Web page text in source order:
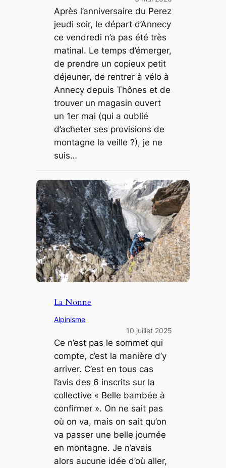
Après l’anniversaire du Perez
jeudi soir, le départ d’Annecy
ce vendredi n’a pas été très
matinal. Le temps d’émerger,
de prendre un copieux petit
déjeuner, de rentrer à vélo à
Annecy depuis Thônes et de
trouver un magasin ouvert
un 1er mai (qui a oublié
d’acheter ses provisions de
montagne la veille ?), je ne
suis…
La Nonne
Alpinisme
10 juillet 2025
Ce n’est pas le sommet qui
compte, c’est la manière d’y
arriver. C’est en tous cas
l’avis des 6 inscrits sur la
collective « Belle bambée à
confirmer ». On ne sait pas
où on va, mais on sait qu’on
va passer une belle journée
en montagne. Je n’avais
alors aucune idée d’où aller,